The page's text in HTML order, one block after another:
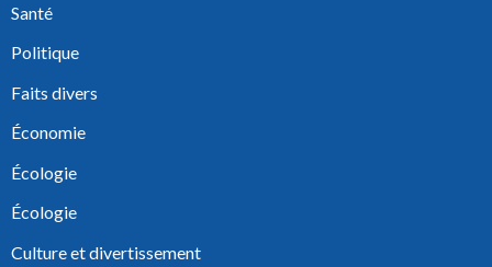
Santé
Politique
Faits divers
Économie
Écologie
Écologie
Culture et divertissement